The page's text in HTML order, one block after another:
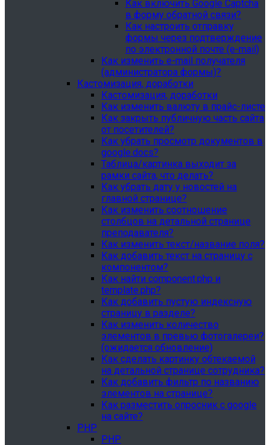
Как включить Google Captcha
в форму обратной связи?
Как настроить отправку
формы через подтверждение
по электронной почте (e-mail)
Как изменить e-mail получателя
(администратора формы)?
Кастомизация, доработки
Кастомизация, доработки
Как изменить валюту в прайс-листе
Как закрыть публичную часть сайта
от посетителей?
Как убрать просмотр документов в
google.docs?
Таблица/картинка выходит за
рамки сайта, что делать?
Как убрать дату у новостей на
главной странице?
Как изменить соотношение
столбцов на детальной странице
преподавателя?
Как изменить текст/название поля?
Как добавить текст на страницу с
компонентом?
Как найти component.php и
template.php?
Как добавить пустую индексную
страницу в разделе?
Как изменить количество
элементов в превью фотогалереи?
(ожидается обновление)
Как сделать картинку обтекаемой
на детальной странице сотрудника?
Как добавить фильтр по названию
элементов на странице?
Как разместить опросник с google
на сайте?
PHP
PHP